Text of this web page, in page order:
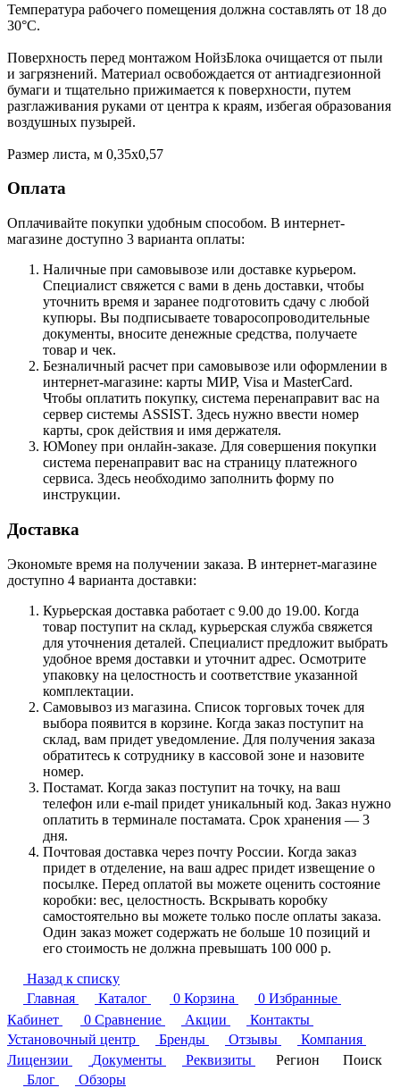
Температура рабочего помещения должна составлять от 18 до
30°С.
Поверхность перед монтажом НойзБлока очищается от пыли
и загрязнений. Материал освобождается от антиадгезионной
бумаги и тщательно прижимается к поверхности, путем
разглаживания руками от центра к краям, избегая образования
воздушных пузырей.
Размер листа, м 0,35х0,57
Оплата
Оплачивайте покупки удобным способом. В интернет-
магазине доступно 3 варианта оплаты:
Наличные при самовывозе или доставке курьером.
Специалист свяжется с вами в день доставки, чтобы
уточнить время и заранее подготовить сдачу с любой
купюры. Вы подписываете товаросопроводительные
документы, вносите денежные средства, получаете
товар и чек.
Безналичный расчет при самовывозе или оформлении в
интернет-магазине: карты МИР, Visa и MasterCard.
Чтобы оплатить покупку, система перенаправит вас на
сервер системы ASSIST. Здесь нужно ввести номер
карты, срок действия и имя держателя.
ЮMoney при онлайн-заказе. Для совершения покупки
система перенаправит вас на страницу платежного
сервиса. Здесь необходимо заполнить форму по
инструкции.
Доставка
Экономьте время на получении заказа. В интернет-магазине
доступно 4 варианта доставки:
Курьерская доставка работает с 9.00 до 19.00. Когда
товар поступит на склад, курьерская служба свяжется
для уточнения деталей. Специалист предложит выбрать
удобное время доставки и уточнит адрес. Осмотрите
упаковку на целостность и соответствие указанной
комплектации.
Самовывоз из магазина. Список торговых точек для
выбора появится в корзине. Когда заказ поступит на
склад, вам придет уведомление. Для получения заказа
обратитесь к сотруднику в кассовой зоне и назовите
номер.
Постамат. Когда заказ поступит на точку, на ваш
телефон или e-mail придет уникальный код. Заказ нужно
оплатить в терминале постамата. Срок хранения — 3
дня.
Почтовая доставка через почту России. Когда заказ
придет в отделение, на ваш адрес придет извещение о
посылке. Перед оплатой вы можете оценить состояние
коробки: вес, целостность. Вскрывать коробку
самостоятельно вы можете только после оплаты заказа.
Один заказ может содержать не больше 10 позиций и
его стоимость не должна превышать 100 000 р.
Назад к списку
Главная
Каталог 0 Корзина 0 Избранные
Кабинет
0 Сравнение Акции
Контакты
Установочный центр
Бренды Отзывы
Компания
Лицензии
Документы Реквизиты Регион
Поиск
Блог
Обзоры